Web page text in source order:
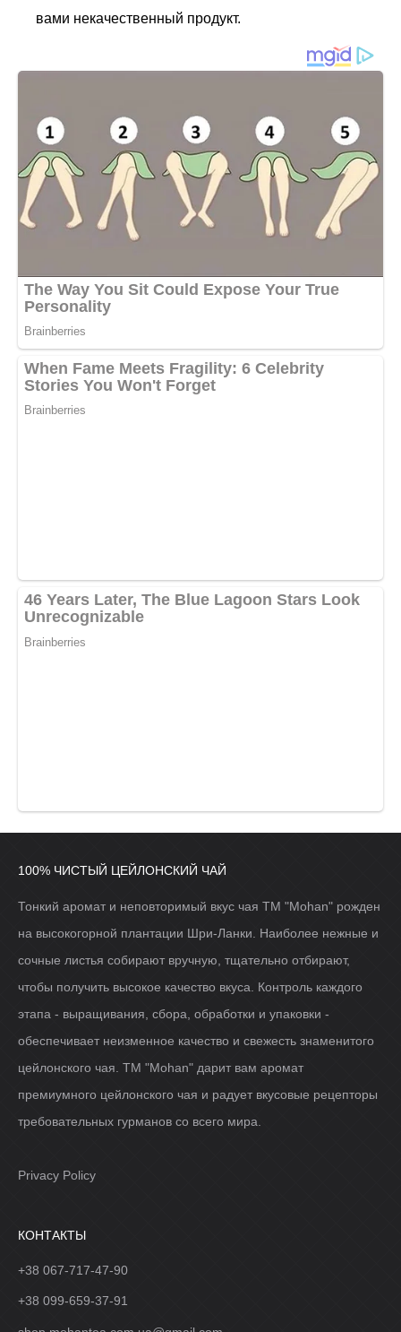
вами некачественный продукт.
100% ЧИСТЫЙ ЦЕЙЛОНСКИЙ ЧАЙ
Тонкий аромат и неповторимый вкус чая ТМ "Mohan" рожден
на высокогорной плантации Шри-Ланки. Наиболее нежные и
сочные листья собирают вручную, тщательно отбирают,
чтобы получить высокое качество вкуса. Контроль каждого
этапа - выращивания, сбора, обработки и упаковки -
обеспечивает неизменное качество и свежесть знаменитого
цейлонского чая. ТМ "Mohan" дарит вам аромат
премиумного цейлонского чая и радует вкусовые рецепторы
требовательных гурманов со всего мира.
Privacy Policy
КОНТАКТЫ
+38 067-717-47-90
+38 099-659-37-91